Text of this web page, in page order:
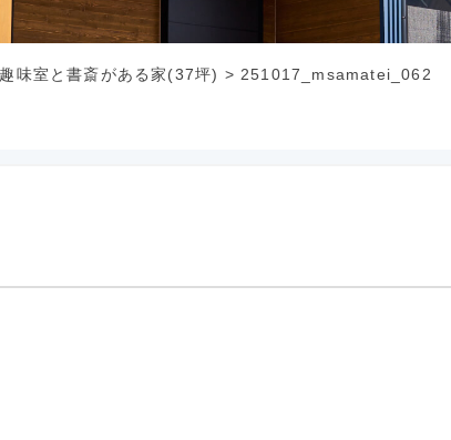
味室と書斎がある家(37坪) > 251017_msamatei_062